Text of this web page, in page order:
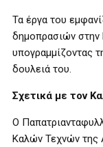
Τα έργα του
δημοπρασιών στην
υπογραμμίζοντας
δουλειά του.
Σχετικά με τον
Ο
Καλών Τεχνών της